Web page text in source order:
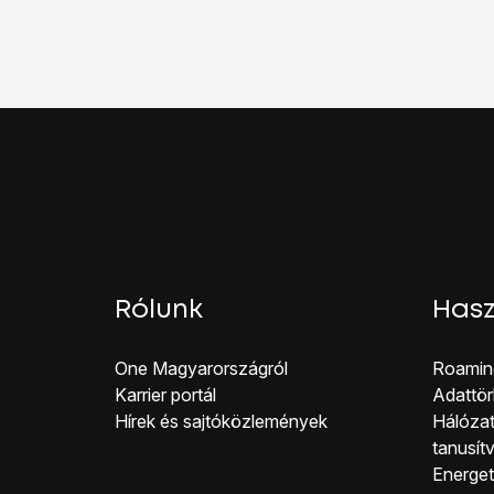
Rólunk
One Magyar országról
Karrier portál
Hírek és sajtóközlemények